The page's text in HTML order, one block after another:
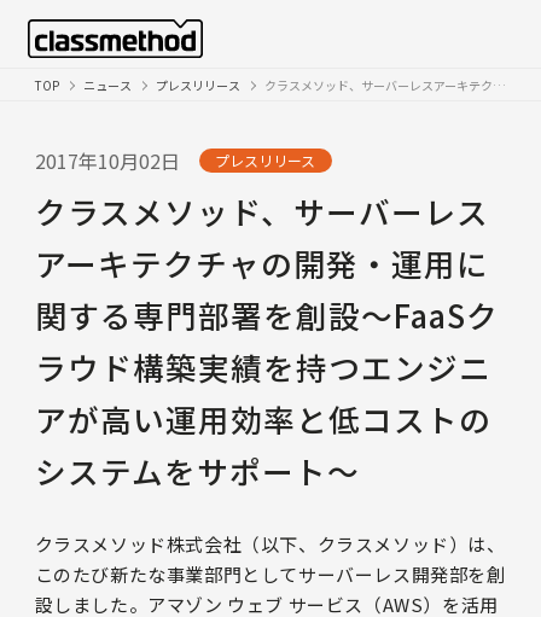
TOP ニュース プレスリリース クラスメソッド、サーバーレスアーキテクチャの開発・運用に関する専門部署を創設〜FaaSクラウド構築実績を持つエンジニアが高い運用効率と低コストのシステムをサポート〜
2017年10月02日 プレスリリース
クラスメソッド、サーバーレス
アーキテクチャの開発・運用に
関する専門部署を創設〜FaaSク
ラウド構築実績を持つエンジニ
アが高い運用効率と低コストの
システムをサポート〜
クラスメソッド株式会社（以下、クラスメソッド）は、
このたび新たな事業部門としてサーバーレス開発部を創
設しました。アマゾン ウェブ サービス（AWS）を活用